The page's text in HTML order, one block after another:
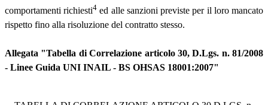
comportamenti richiesti4 ed alle sanzioni previste per il loro mancato
rispetto fino alla risoluzione del contratto stesso.
Allegata "Tabella di Correlazione articolo 30, D.Lgs. n. 81/2008
- Linee Guida UNI INAIL - BS OHSAS 18001:2007"